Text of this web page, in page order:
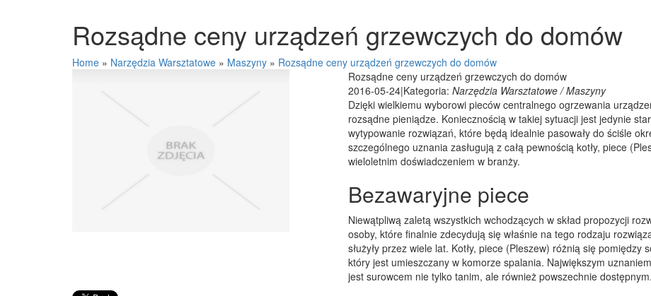
Rozsądne ceny urządzeń grzewczych do domów
Home » Narzędzia Warsztatowe » Maszyny » Rozsądne ceny urządzeń grzewczych do domów
Rozsądne ceny urządzeń grzewczych do domów
2016-05-24|Kategoria: Narzędzia Warsztatowe / Maszyny
Dzięki wielkiemu wyborowi pieców centralnego ogrzewania
rozsądne pieniądze. Koniecznością w takiej sytuacji jest jedynie
wytypowanie rozwiązań, które będą idealnie pasowały do ściśle
szczególnego uznania zasługują z całą pewnością kotły, piece
wieloletnim doświadczeniem w branży.
Bezawaryjne piece
Niewątpliwą zaletą wszystkich wchodzących w skład propozycji
osoby, które finalnie zdecydują się właśnie na tego rodzaju
służyły przez wiele lat. Kotły, piece (Pleszew) różnią się
który jest umieszczany w komorze spalania. Największym
jest surowcem nie tylko tanim, ale również powszechnie dostępnym.